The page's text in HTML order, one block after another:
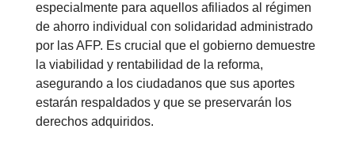
especialmente para aquellos afiliados al régimen
de ahorro individual con solidaridad administrado
por las AFP. Es crucial que el gobierno demuestre
la viabilidad y rentabilidad de la reforma,
asegurando a los ciudadanos que sus aportes
estarán respaldados y que se preservarán los
derechos adquiridos.